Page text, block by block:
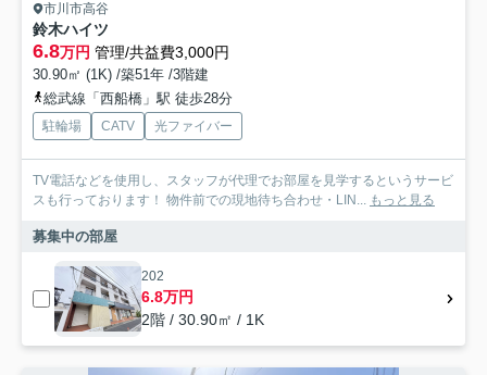
市川市高谷
鈴木ハイツ
6.8万円 管理/共益費3,000円
30.90㎡ (1K) /築51年 /3階建
総武線「西船橋」駅 徒歩28分
駐輪場 CATV 光ファイバー
TV電話などを使用し、スタッフが代理でお部屋を見学するというサービ
スも行っております！ 物件前での現地待ち合わせ・LIN... もっと見る
募集中の部屋
202
6.8万円
2階 / 30.90㎡ / 1K